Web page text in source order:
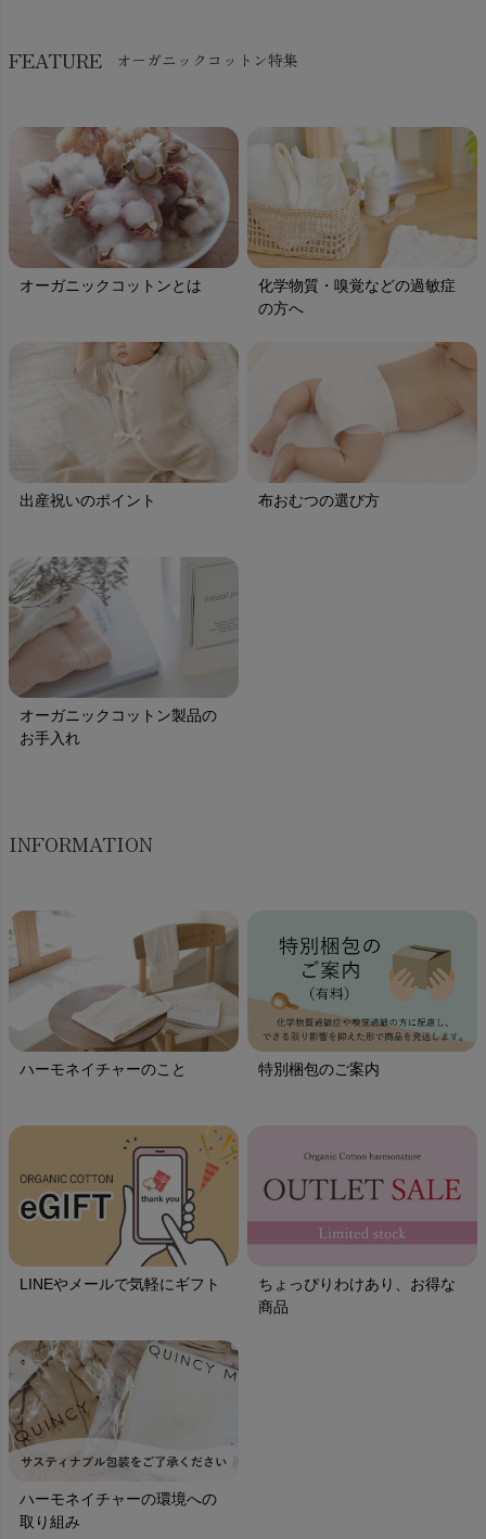
FEATURE オーガニックコットン特集
オーガニックコットンとは
化学物質・嗅覚などの過敏症
の方へ
出産祝いのポイント 布おむつの選び方
オーガニックコットン製品の
お手入れ
INFORMATION
ハーモネイチャーのこと 特別梱包のご案内
LINEやメールで気軽にギフト
ちょっぴりわけあり、お得な
商品
ハーモネイチャーの環境への
取り組み